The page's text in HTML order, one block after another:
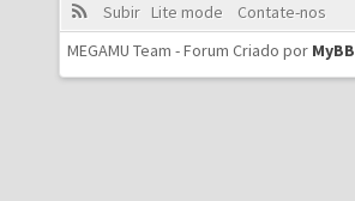
Subir Lite mode
Contate-nos
MEGAMU Team - Forum Criado por MyBB